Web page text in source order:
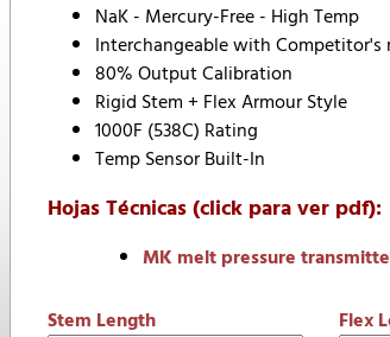
NaK - Mercury-Free - High Temp
Interchangeable with Competitor's
80% Output Calibration
Rigid Stem + Flex Armour Style
1000F (538C) Rating
Temp Sensor Built-In
Hojas Técnicas (click para ver pdf):
MK melt pressure
Stem Length Flex